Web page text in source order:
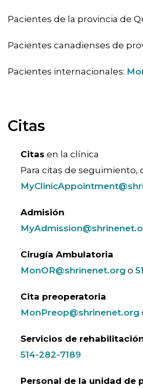
Pacientes de la provincia de
Pacientes canadienses de
Pacientes internacionales:
Citas
Citas en la clínica
Para citas de
Admisión
Cirugía Ambulatoria
MonOR@shrinenet.org o
Cita preoperatoria
MonPreop@shrinenet.org
Servicios de
514-282-7189
Personal de la unidad de